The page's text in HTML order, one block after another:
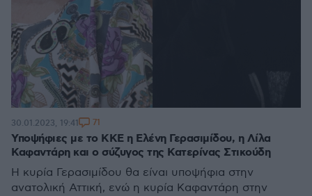
Υποψήφιες με το ΚΚΕ η Ελένη Γερασιμίδου, η Λίλα
Καφαντάρη και ο σύζυγος της Κατερίνας Στικούδη
Η κυρία Γερασιμίδου θα είναι υποψήφια στην
ανατολική Αττική, ενώ η κυρία Καφαντάρη στην
30.01.2023, 19:41 71